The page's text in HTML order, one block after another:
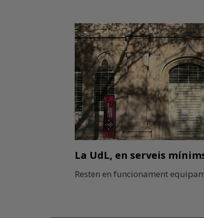
La UdL, en serveis
Resten en funcionament